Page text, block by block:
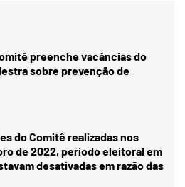
preenche vacâncias do
sobre prevenção de
do Comitê realizadas nos
de 2022, período eleitoral em
desativadas em razão das